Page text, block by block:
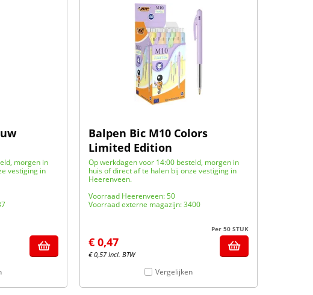
morgen in
vestiging in
Balpen Bic M10 Colors
Limited Edition
Op werkdagen voor 14:00 besteld, morgen in
huis of direct af te halen bij onze vestiging in
Heerenveen.
Voorraad Heerenveen: 50
Voorraad externe magazijn: 3400
Per 50 STUK
€ 0,47
€0,57 Incl. BTW
Vergelijken